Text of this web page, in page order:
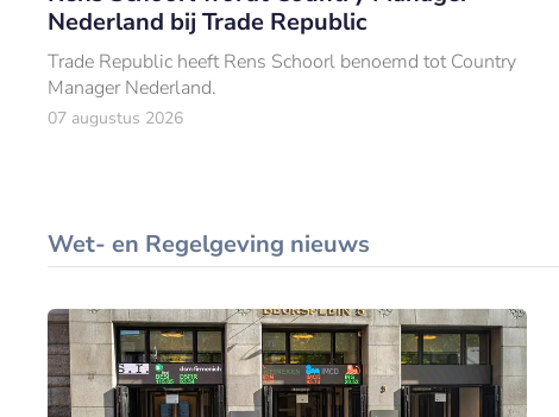
Nederland bij Trade Republic
Trade Republic heeft Rens Schoorl benoemd tot Country
Manager Nederland.
07 augustus 2026
Wet- en Regelgeving nieuws